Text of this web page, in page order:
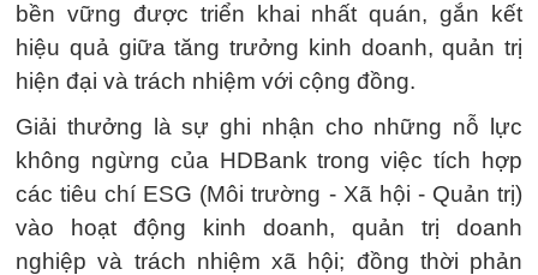
bền vững được triển khai nhất quán, gắn kết
hiệu quả giữa tăng trưởng kinh doanh, quản trị
hiện đại và trách nhiệm với cộng đồng.
Giải thưởng là sự ghi nhận cho những nỗ lực
không ngừng của HDBank trong việc tích hợp
các tiêu chí ESG (Môi trường - Xã hội - Quản trị)
vào hoạt động kinh doanh, quản trị doanh
nghiệp và trách nhiệm xã hội; đồng thời phản